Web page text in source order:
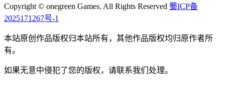
Copyright © onegreen Games. All Rights Reserved 蜀ICP备
2025171267号-1
本站原创作品版权归本站所有，其他作品版权均归原作者所
有。
如果无意中侵犯了您的版权，请联系我们处理。